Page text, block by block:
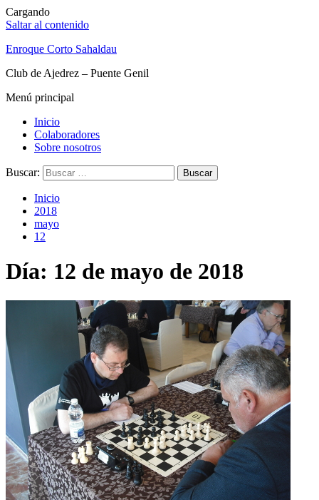
Cargando
Saltar al contenido
Enroque Corto Sahaldau
Club de Ajedrez – Puente Genil
Menú principal
Inicio
Colaboradores
Sobre nosotros
Buscar:
Inicio
2018
mayo
12
Día: 12 de mayo de 2018